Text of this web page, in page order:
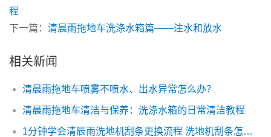
程
下一篇： 清晨雨拖地车洗涤水箱篇——注水和放水
相关新闻
清晨雨拖地车喷雾不喷水、出水异常怎么办？
清晨雨拖地车清洁与保养：洗涤水箱的日常清洁教程
1分钟学会清辰雨洗地机刮条更换流程 洗地机刮条怎么更换